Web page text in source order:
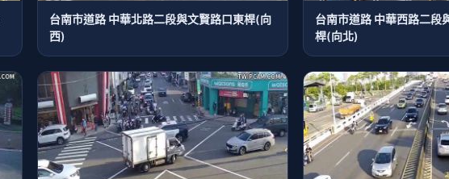
台南市道路 中華北路二段與文賢路口東桿(向
西)
台南市道路 中華西路二段
桿(向北)